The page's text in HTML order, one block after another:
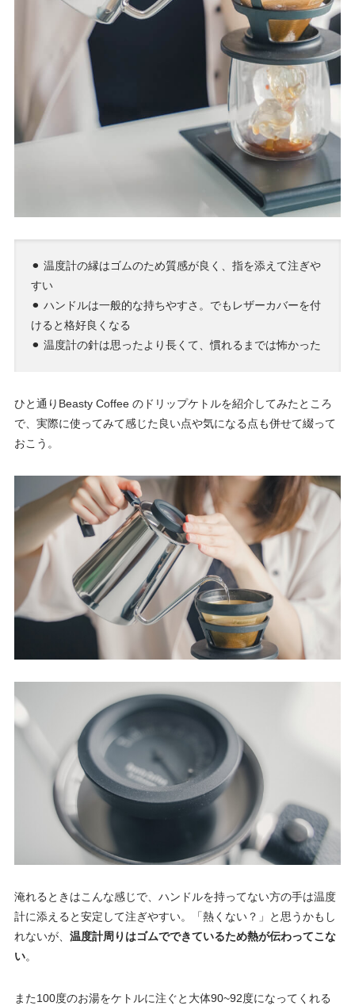
⚫︎ 温度計の縁はゴムのため質感が良く、指を添えて注ぎや
すい
⚫︎ ハンドルは一般的な持ちやすさ。でもレザーカバーを付
けると格好良くなる
⚫︎ 温度計の針は思ったより長くて、慣れるまでは怖かった
ひと通りBeasty Coffee のドリップケトルを紹介してみたところ
で、実際に使ってみて感じた良い点や気になる点も併せて綴って
おこう。
淹れるときはこんな感じで、ハンドルを持ってない方の手は温度
計に添えると安定して注ぎやすい。「熱くない？」と思うかもし
れないが、 温度計周りはゴムでできているため熱が伝わってこな
い。
また100度のお湯をケトルに注ぐと大体90~92度になってくれる